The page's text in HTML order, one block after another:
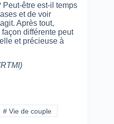
Peut-être est-il temps
et de voir
Après tout,
différente peut
et précieuse à
# Vie de couple